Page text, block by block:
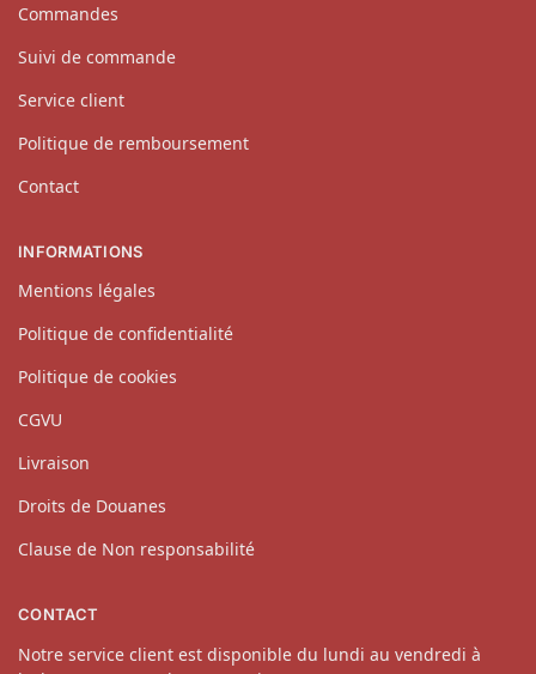
Commandes
Suivi de commande
Service client
Politique de remboursement
Contact
INFORMATIONS
Mentions légales
Politique de confidentialité
Politique de cookies
CGVU
Livraison
Droits de Douanes
Clause de Non responsabilité
CONTACT
Notre service client est disponible du lundi au vendredi à